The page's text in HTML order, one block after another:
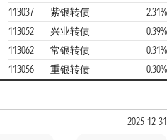
113037
紫银转债
2.31%
113052
兴业转债
0.39%
113062
常银转债
0.31%
113056
重银转债 0.30%
2025-12-31